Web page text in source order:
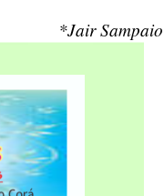
*Jair Sampaio